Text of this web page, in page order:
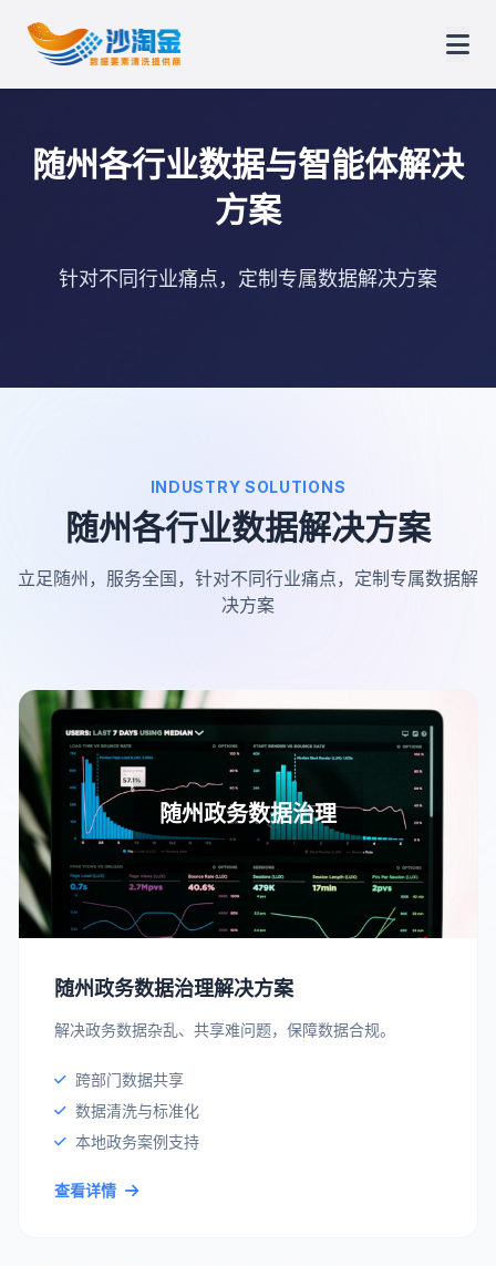
随州各行业数据与智能体解决
方案
针对不同行业痛点，定制专属数据解决方案
INDUSTRY SOLUTIONS
随州各行业数据解决方案
立足随州，服务全国，针对不同行业痛点，定制专属数据解
决方案
随州政务数据治理
随州政务数据治理解决方案
解决政务数据杂乱、共享难问题，保障数据合规。
跨部门数据共享
数据清洗与标准化
本地政务案例支持
查看详情